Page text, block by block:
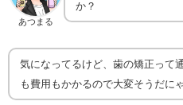
あつまる
か？
気になってるけど、歯の矯正って
も費用もかかるので大変そうだに